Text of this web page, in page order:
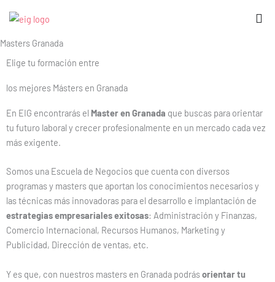
Masters Granada
Elige tu formación entre
los mejores Másters en Granada
En EIG encontrarás el Master en Granada que buscas para orientar
tu futuro laboral y crecer profesionalmente en un mercado cada vez
más exigente.
Somos una Escuela de Negocios que cuenta con diversos
programas y masters que aportan los conocimientos necesarios y
las técnicas más innovadoras para el desarrollo e implantación de
estrategias empresariales exitosas: Administración y Finanzas,
Comercio Internacional, Recursos Humanos, Marketing y
Publicidad, Dirección de ventas, etc.
Y es que, con nuestros masters en Granada podrásorientar tu